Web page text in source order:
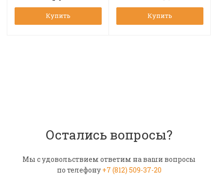
Купить Купить
Остались вопросы?
Мы с удовольствием ответим на ваши вопросы
по телефону +7 (812) 509-37-20